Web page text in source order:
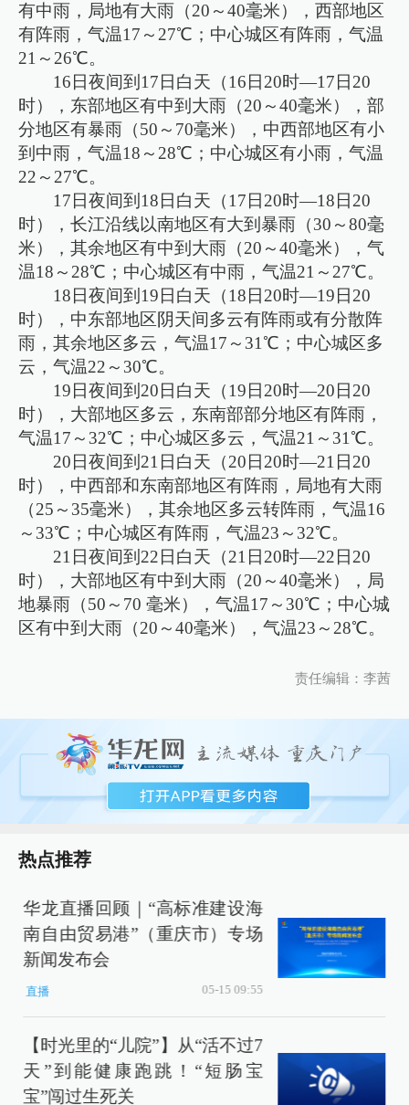
有中雨，局地有大雨（20～40毫米），西部地区
有阵雨，气温17～27℃；中心城区有阵雨，气温
21～26℃。
16日夜间到17日白天（16日20时—17日20
时），东部地区有中到大雨（20～40毫米），部
分地区有暴雨（50～70毫米），中西部地区有小
到中雨，气温18～28℃；中心城区有小雨，气温
22～27℃。
17日夜间到18日白天（17日20时—18日20
时），长江沿线以南地区有大到暴雨（30～80毫
米），其余地区有中到大雨（20～40毫米），气
温18～28℃；中心城区有中雨，气温21～27℃。
18日夜间到19日白天（18日20时—19日20
时），中东部地区阴天间多云有阵雨或有分散阵
雨，其余地区多云，气温17～31℃；中心城区多
云，气温22～30℃。
19日夜间到20日白天（19日20时—20日20
时），大部地区多云，东南部部分地区有阵雨，
气温17～32℃；中心城区多云，气温21～31℃。
20日夜间到21日白天（20日20时—21日20
时），中西部和东南部地区有阵雨，局地有大雨
（25～35毫米），其余地区多云转阵雨，气温16
～33℃；中心城区有阵雨，气温23～32℃。
21日夜间到22日白天（21日20时—22日20
时），大部地区有中到大雨（20～40毫米），局
地暴雨（50～70 毫米），气温17～30℃；中心城
区有中到大雨（20～40毫米），气温23～28℃。
责任编辑：李茜
热点推荐
华龙直播回顾｜“高标准建设海
南自由贸易港”（重庆市）专场
新闻发布会
直播 05-15 09:55
【时光里的“儿院”】从“活不过7
天”到能健康跑跳！“短肠宝
宝”闯过生死关